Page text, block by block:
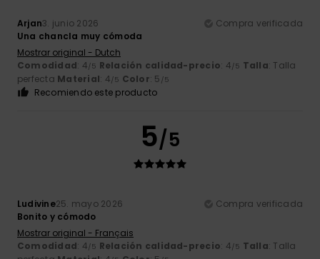
Arjan3. junio 2026
Compra verificada
Una chancla muy cómoda
Mostrar original - Dutch
Comodidad: 4/5 Relación calidad-precio: 4/5 Talla: Talla
perfecta Material: 4/5 Color: 5 /5
Recomiendo este producto
5/5
Ludivine25. mayo 2026
Compra verificada
Bonito y cómodo
Mostrar original - Français
Comodidad: 4/5 Relación calidad-precio: 4/5 Talla: Talla